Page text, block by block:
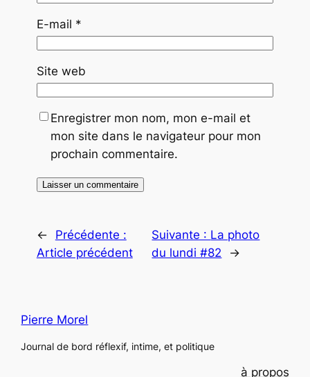
E-mail *
Site web
Enregistrer mon nom, mon e-mail et
mon site dans le navigateur pour mon
prochain commentaire.
←
Précédente :
Article précédent
Suivante : La photo
du lundi #82
→
Pierre Morel
Journal de bord réflexif, intime, et politique
à propos